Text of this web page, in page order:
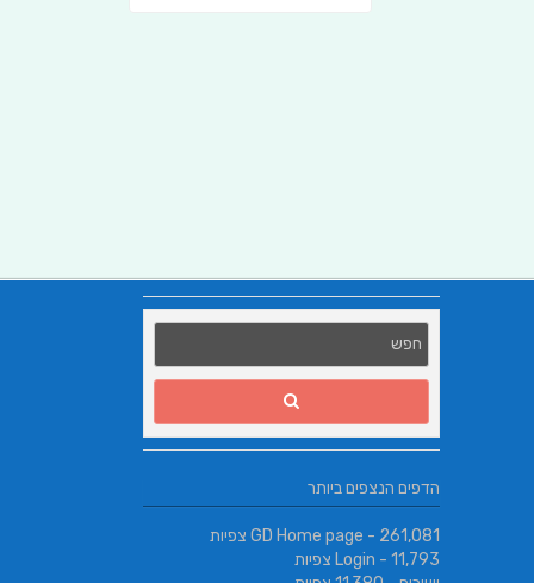
הדפים הנצפים ביותר
GD Home page - 261,081 צפיות
Login - 11,793 צפיות